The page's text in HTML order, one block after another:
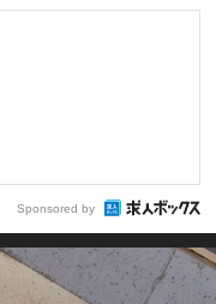
Sponsored by